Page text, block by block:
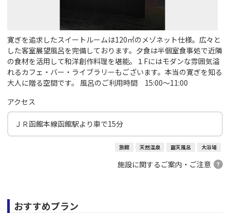
寛ぎを追求したスイートルームは120㎡のメゾネット仕様。広々と
した客室展望風呂を完備しております。夕食は半個室食事処で近隣
の食材を活用して和洋創作料理を堪能。１Fにはモダンな雰囲気溢
れるカフェ・バー・ライブラリーもございます。本当の寛ぎを知る
大人に贈る空間です。 風呂のご利用時間 15:00～11:00
アクセス
ＪＲ函館本線函館駅より車で15分
旅館 天然温泉 露天風呂 大浴場
施設に関するご案内・ご注意
おすすめプラン